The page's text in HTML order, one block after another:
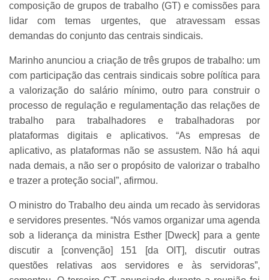
composição de grupos de trabalho (GT) e comissões para
lidar com temas urgentes, que atravessam essas
demandas do conjunto das centrais sindicais.
Marinho anunciou a criação de três grupos de trabalho: um
com participação das centrais sindicais sobre política para
a valorização do salário mínimo, outro para construir o
processo de regulação e regulamentação das relações de
trabalho para trabalhadores e trabalhadoras por
plataformas digitais e aplicativos. “As empresas de
aplicativo, as plataformas não se assustem. Não há aqui
nada demais, a não ser o propósito de valorizar o trabalho
e trazer a proteção social”, afirmou.
O ministro do Trabalho deu ainda um recado às servidoras
e servidores presentes. “Nós vamos organizar uma agenda
sob a liderança da ministra Esther [Dweck] para a gente
discutir a [convenção] 151 [da OIT], discutir outras
questões relativas aos servidores e às servidoras”,